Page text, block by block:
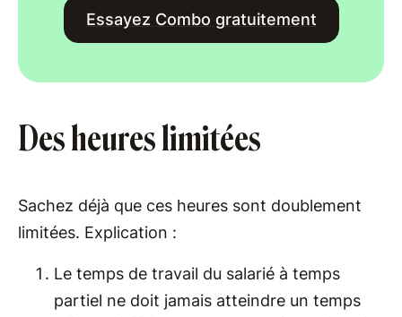
Essayez Combo gratuitement
Des heures limitées
Sachez déjà que ces heures sont doublement
limitées. Explication :
Le temps de travail du salarié à temps
partiel ne doit jamais atteindre un temps